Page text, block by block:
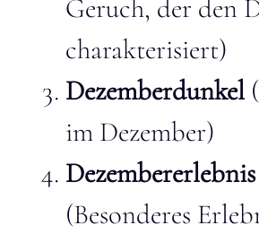
Geruch, der den
charakterisiert)
Dezemberdunkel
im Dezember)
Dezembererlebnis
(Besonderes